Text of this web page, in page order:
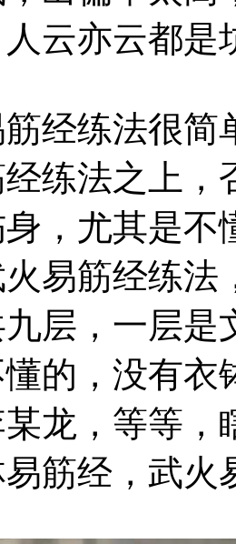
云亦云都是
练法很简
练法之上，
，尤其是不
易筋经练
层，一层
的，没有
龙，等等，
筋经，武火